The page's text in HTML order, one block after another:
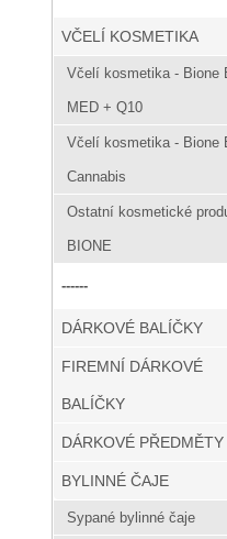
VČELÍ KOSMETIKA
Včelí kosmetika - Bione
MED + Q10
Včelí kosmetika - Bione
Cannabis
Ostatní kosmetické
BIONE
------
DÁRKOVÉ BALÍČKY
FIREMNÍ DÁRKOVÉ
BALÍČKY
DÁRKOVÉ PŘEDMĚTY
BYLINNÉ ČAJE
Sypané bylinné čaje